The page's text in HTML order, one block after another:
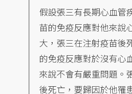
假設張三有長期心血管
苗的免疫反應對他來說
大，張三在注射疫苗後
的免疫反應對於沒有心
來說不會有嚴重問題。
後死亡，要歸因於他罹